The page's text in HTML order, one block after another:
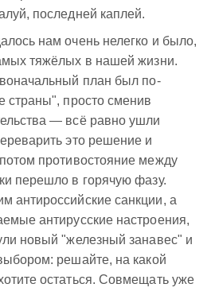
последней каплей.
нам очень нелегко и было,
тяжёлых в нашей жизни.
план был по-
страны", просто сменив
— всё равно ушли
это решение и
противостояние между
перешло в горячую фазу.
антироссийские санкции, а
антирусские настроения,
новый "железный занавес" и
решайте, на какой
остаться. Совмещать уже